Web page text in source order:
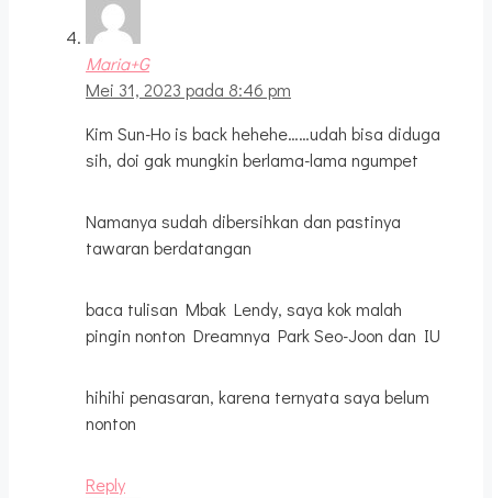
Maria+G
Mei 31, 2023 pada 8:46 pm
Kim Sun-Ho is back hehehe……udah bisa diduga
sih, doi gak mungkin berlama-lama ngumpet
Namanya sudah dibersihkan dan pastinya
tawaran berdatangan
baca tulisan Mbak Lendy, saya kok malah
pingin nonton Dreamnya Park Seo-Joon dan IU
hihihi penasaran, karena ternyata saya belum
nonton
Reply